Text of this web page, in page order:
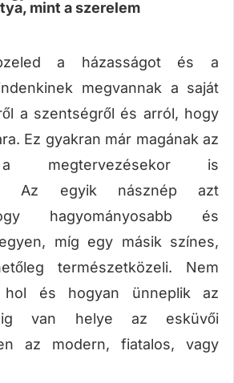
mint a szerelem
a házasságot és a
megvannak a saját
a szentségről és arról, hogy
Ez gyakran már magának az
megtervezésekor is
Az egyik násznép azt
hagyományosabb és
míg egy másik színes,
természetközeli. Nem
hol és hogyan ünneplik az
van helye az esküvői
az modern, fiatalos, vagy